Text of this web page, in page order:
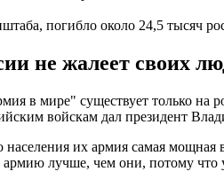
погибло около 24,5 тысяч
не жалеет своих
в мире" существует только
войскам дал президент
населения их армия самая
армию лучше, чем они, потому